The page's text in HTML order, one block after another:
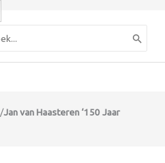
/Jan van Haasteren ‘150 Jaar